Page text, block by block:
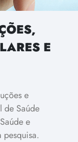
E
e
de Saúde
e
pesquisa.